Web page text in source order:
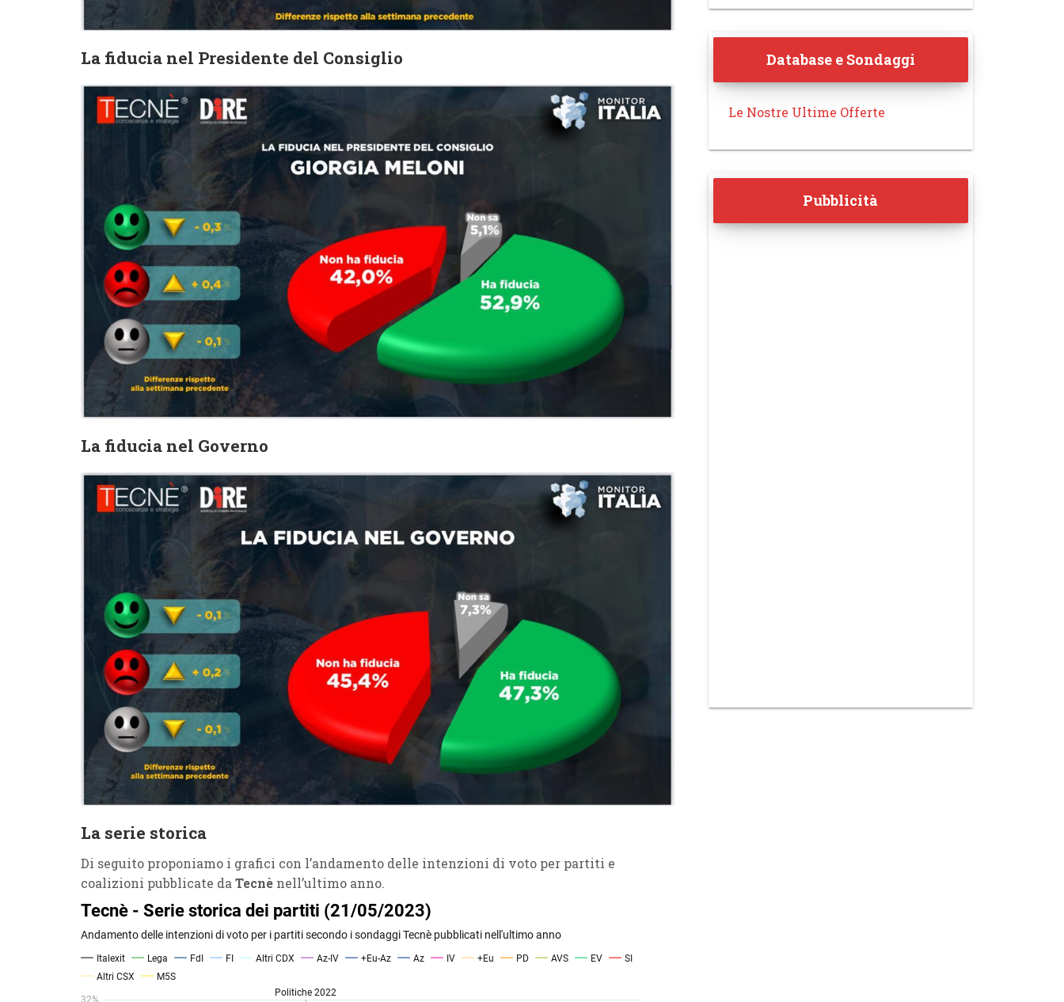
La fiducia nel Presidente del Consiglio
La fiducia nel Governo
La serie storica
Di seguito proponiamo i grafici con l’andamento delle intenzioni di voto per partiti e
coalizioni pubblicate daTecnè nell’ultimo anno.
Database e Sondaggi
Le Nostre Ultime Offerte
Pubblicità